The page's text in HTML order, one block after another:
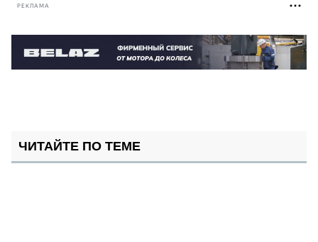
РЕКЛАМА
ЧИТАЙТЕ ПО ТЕМЕ